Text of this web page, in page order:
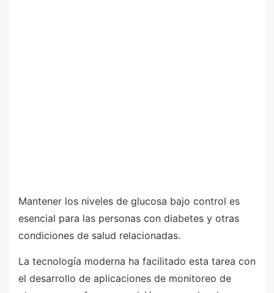
Mantener los niveles de glucosa bajo control es
esencial para las personas con diabetes y otras
condiciones de salud relacionadas.
La tecnología moderna ha facilitado esta tarea con
el desarrollo de aplicaciones de monitoreo de